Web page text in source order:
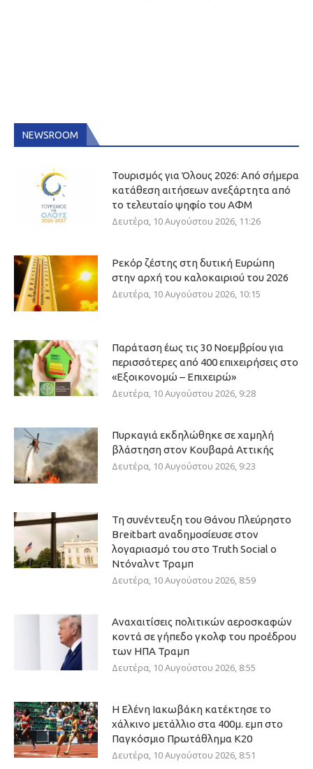
NEWSROOM
Τουρισμός για Όλους 2026: Από σήμερα
κατάθεση αιτήσεων ανεξάρτητα από
το τελευταίο ψηφίο του ΑΦΜ
Δευτέρα, 10 Αυγούστου 2026, 11:26
Ρεκόρ ζέστης στη δυτική Ευρώπη
στην αρχή του καλοκαιριού του 2026
Δευτέρα, 10 Αυγούστου 2026, 10:15
Παράταση έως τις 30 Νοεμβρίου για
περισσότερες από 400 επιχειρήσεις στο
«Εξοικονομώ – Επιχειρώ»
Δευτέρα, 10 Αυγούστου 2026, 9:28
Πυρκαγιά εκδηλώθηκε σε χαμηλή
βλάστηση στον Κουβαρά Αττικής
Δευτέρα, 10 Αυγούστου 2026, 9:23
Τη συνέντευξη του Θάνου Πλεύρηστο
Breitbart αναδημοσίευσε στον
λογαριασμό του στο Truth Social ο
Ντόναλντ Τραμπ
Δευτέρα, 10 Αυγούστου 2026, 8:59
Αναχαιτίσεις πολιτικών αεροσκαφών
κοντά σε γήπεδο γκολφ του προέδρου
των ΗΠΑ Τραμπ
Δευτέρα, 10 Αυγούστου 2026, 8:55
Η Ελένη Ιακωβάκη κατέκτησε το
χάλκινο μετάλλιο στα 400μ. εμπ στο
Παγκόσμιο Πρωτάθλημα Κ20
Δευτέρα, 10 Αυγούστου 2026, 8:51